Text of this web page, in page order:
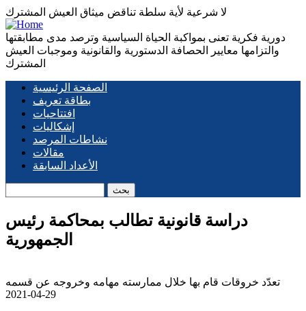
لا شرعية لأية سلطة تناقض ميثاق العيش المشترك
دورية فكرية تعنى بمواكبة الحياة السياسية وترصد مدى مطابقتها
والتزامها معايير الحصافة الدستورية والقانونية وموجبات العيش
المشترك
Main
navigation
الصفحة الرئيسية
بطاقة تعريف
افتتاحيات
إشكاليات
نشاطات المرصد
مقالات
الأعداد السابقة
دراسة قانونية تطالب بمحاكمة رئيس
الجمهورية
تعدّد خروقات قام بها خلال ممارسته مهامه وخروجه عن قسمه
2021-04-29